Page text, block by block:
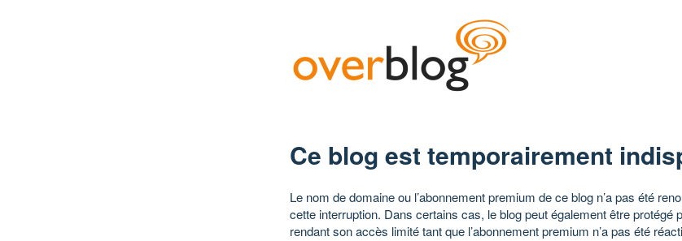
Ce blog est temporairement
Le nom de domaine ou l’abonnement premium de ce blog n’a pas été
cette interruption. Dans certains cas, le blog peut également être protégé
rendant son accès limité tant que l’abonnement premium n’a pas été